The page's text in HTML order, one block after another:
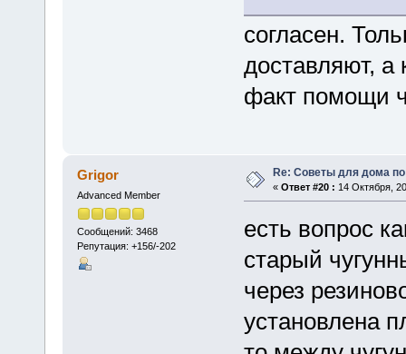
согласен.
доставляют, а
факт помощи
Grigor
Advanced Member
Сообщений: 3468
Репутация: +156/-202
Re: Советы для дома по
« Ответ #20 : 14 Октября,
есть вопрос
старый
через
установлена